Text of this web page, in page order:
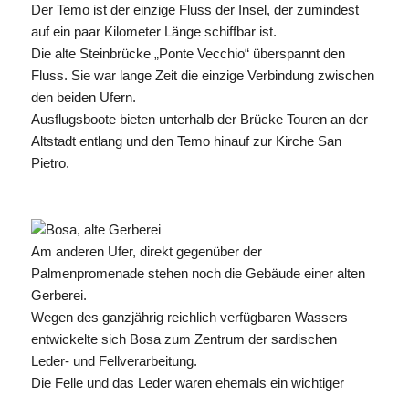
Der Temo ist der einzige Fluss der Insel, der zumindest
auf ein paar Kilometer Länge schiffbar ist.
Die alte Steinbrücke „Ponte Vecchio“ überspannt den
Fluss. Sie war lange Zeit die einzige Verbindung zwischen
den beiden Ufern.
Ausflugsboote bieten unterhalb der Brücke Touren an der
Altstadt entlang und den Temo hinauf zur Kirche San
Pietro.
Am anderen Ufer, direkt gegenüber der
Palmenpromenade stehen noch die Gebäude einer alten
Gerberei.
Wegen des ganzjährig reichlich verfügbaren Wassers
entwickelte sich Bosa zum Zentrum der sardischen
Leder- und Fellverarbeitung.
Die Felle und das Leder waren ehemals ein wichtiger